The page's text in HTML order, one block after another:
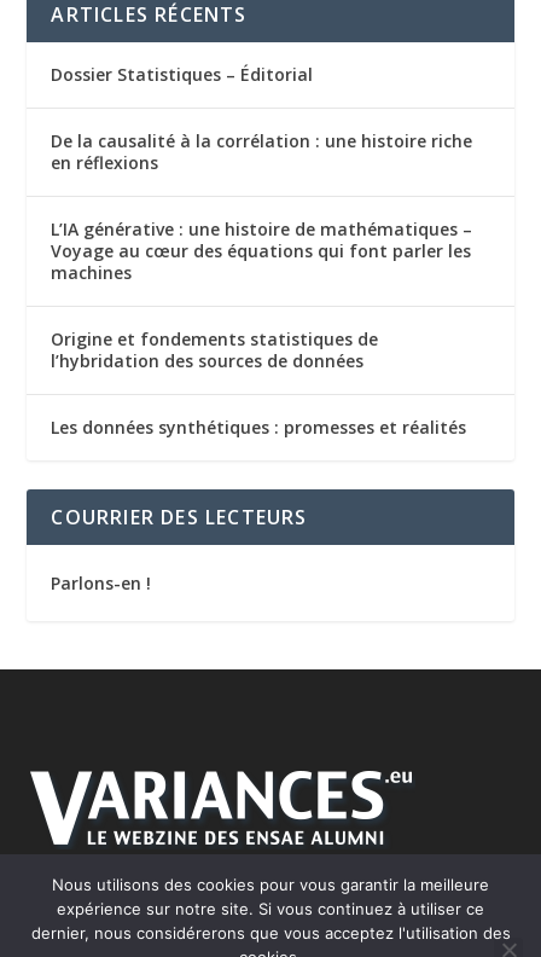
ARTICLES RÉCENTS
Dossier Statistiques – Éditorial
De la causalité à la corrélation : une histoire riche
en réflexions
L’IA générative : une histoire de mathématiques –
Voyage au cœur des équations qui font parler les
machines
Origine et fondements statistiques de
l’hybridation des sources de données
Les données synthétiques : promesses et réalités
COURRIER DES LECTEURS
Parlons-en !
Nous utilisons des cookies pour vous garantir la meilleure
expérience sur notre site. Si vous continuez à utiliser ce
dernier, nous considérerons que vous acceptez l'utilisation des